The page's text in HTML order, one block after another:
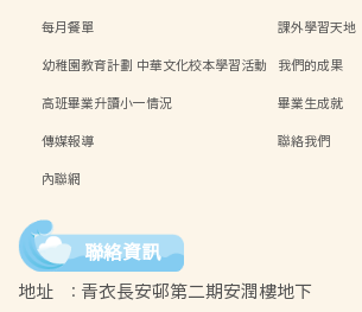
每月餐單
課外學習天地
幼稚園教育計劃 中華文化校本學習活動
我們的成果
高班畢業升讀小一情況
畢業生成就
傳媒報導
聯絡我們
內聯網
聯絡資訊
地址 : 青衣長安邨第二期安潤樓地下